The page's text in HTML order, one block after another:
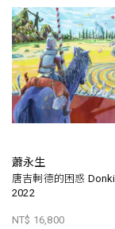
蕭永生
唐吉軻德的困惑
2022
NT$ 16,800